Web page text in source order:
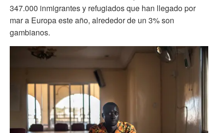
347.000 inmigrantes y refugiados que han llegado por
mar a Europa este año, alrededor de un 3% son
gambianos.